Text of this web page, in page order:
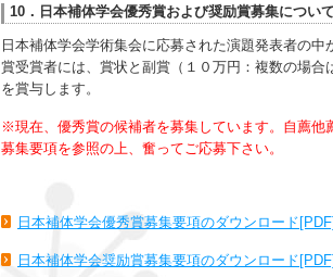
10．日本補体学会優秀賞および奨励賞募集について
日本補体学会学術集会に応募された演題発表者の
賞受賞者には、賞状と副賞（１０万円：複数の場合
を賞与します。
※現在、優秀賞の候補者を募集しています。自薦他
募集要項を参照の上、奮ってご応募下さい。
日本補体学会優秀賞募集要項のダウンロード
日本補体学会奨励賞募集要項のダウンロード